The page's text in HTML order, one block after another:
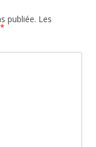
publiée. Les
*